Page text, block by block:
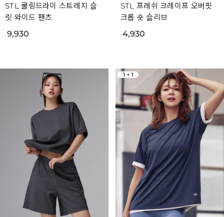
STL 쿨링드라이 스트레치 슬
릿 와이드 팬츠
9,930
STL 프레쉬 크레이프 오버핏
크롭 숏 슬리브
4,930